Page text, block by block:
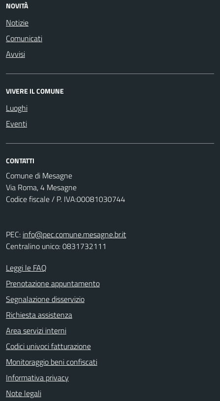
NOVITÀ
Notizie
Comunicati
Avvisi
VIVERE IL COMUNE
Luoghi
Eventi
CONTATTI
Comune di Mesagne
Via Roma, 4 Mesagne
Codice fiscale / P. IVA:00081030744
PEC: info@pec.comune.mesagne.br.it
Centralino unico: 0831732111
Leggi le FAQ
Prenotazione appuntamento
Segnalazione disservizio
Richiesta assistenza
Area servizi interni
Codici univoci fatturazione
Monitoraggio beni confiscati
Informativa privacy
Note legali